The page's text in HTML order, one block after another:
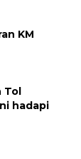
KM
Tol
hadapi